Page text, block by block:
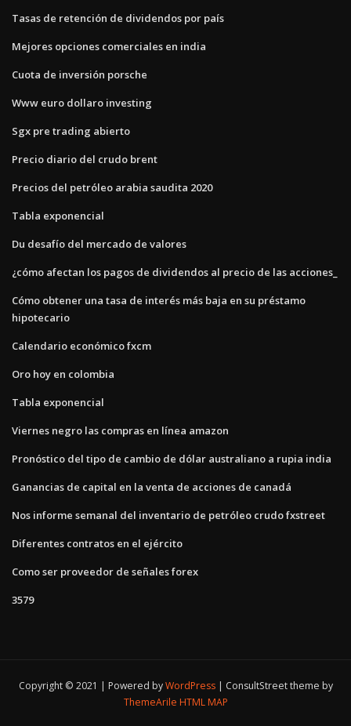
Tasas de retención de dividendos por país
Mejores opciones comerciales en india
Cuota de inversión porsche
Www euro dollaro investing
Sgx pre trading abierto
Precio diario del crudo brent
Precios del petróleo arabia saudita 2020
Tabla exponencial
Du desafío del mercado de valores
¿cómo afectan los pagos de dividendos al precio de las acciones_
Cómo obtener una tasa de interés más baja en su préstamo
hipotecario
Calendario económico fxcm
Oro hoy en colombia
Tabla exponencial
Viernes negro las compras en línea amazon
Pronóstico del tipo de cambio de dólar australiano a rupia india
Ganancias de capital en la venta de acciones de canadá
Nos informe semanal del inventario de petróleo crudo fxstreet
Diferentes contratos en el ejército
Como ser proveedor de señales forex
3579
Copyright © 2021 | Powered byWordPress
ConsultStreet theme by
ThemeArile HTML MAP